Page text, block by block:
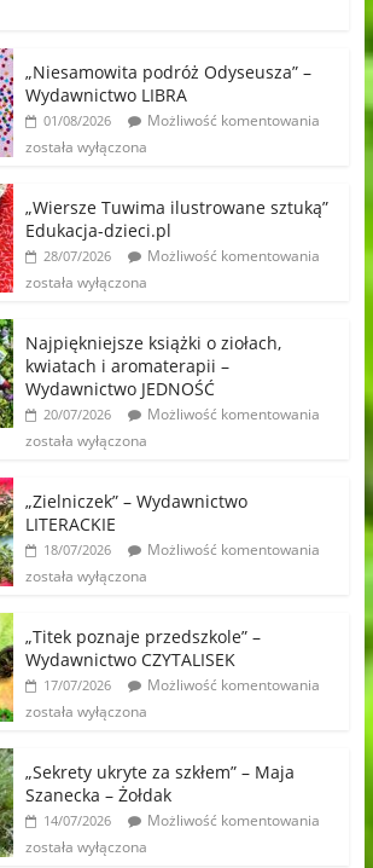
„Niesamowita podróż Odyseusza” –
Wydawnictwo LIBRA
01/08/2026
Możliwość komentowania
została wyłączona
„Wiersze Tuwima ilustrowane sztuką”
Edukacja-dzieci.pl
28/07/2026
Możliwość komentowania
została wyłączona
Najpiękniejsze książki o ziołach,
kwiatach i aromaterapii –
Wydawnictwo JEDNOŚĆ
20/07/2026
Możliwość komentowania
została wyłączona
„Zielniczek” – Wydawnictwo
LITERACKIE
18/07/2026
Możliwość komentowania
została wyłączona
„Titek poznaje przedszkole” –
Wydawnictwo CZYTALISEK
17/07/2026
Możliwość komentowania
została wyłączona
„Sekrety ukryte za szkłem” – Maja
Szanecka – Żołdak
14/07/2026
Możliwość komentowania
została wyłączona